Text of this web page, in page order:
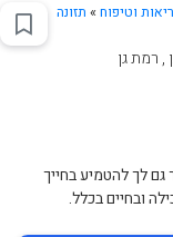
וטיפוח» תזונה
לך להטמיע בחייך
ובחיים בכלל.